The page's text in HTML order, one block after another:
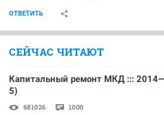
ОТВЕТИТЬ
СЕЙЧАС ЧИТАЮТ
Капитальный ремонт МКД :::
5)
681026 1000